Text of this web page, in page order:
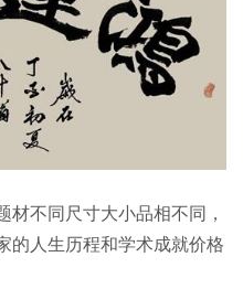
不同尺寸大小品相不同，
的人生历程和学术成就价格